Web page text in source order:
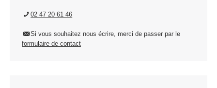
02 47 20 61 46
Si vous souhaitez nous écrire, merci de passer par le
formulaire de contact